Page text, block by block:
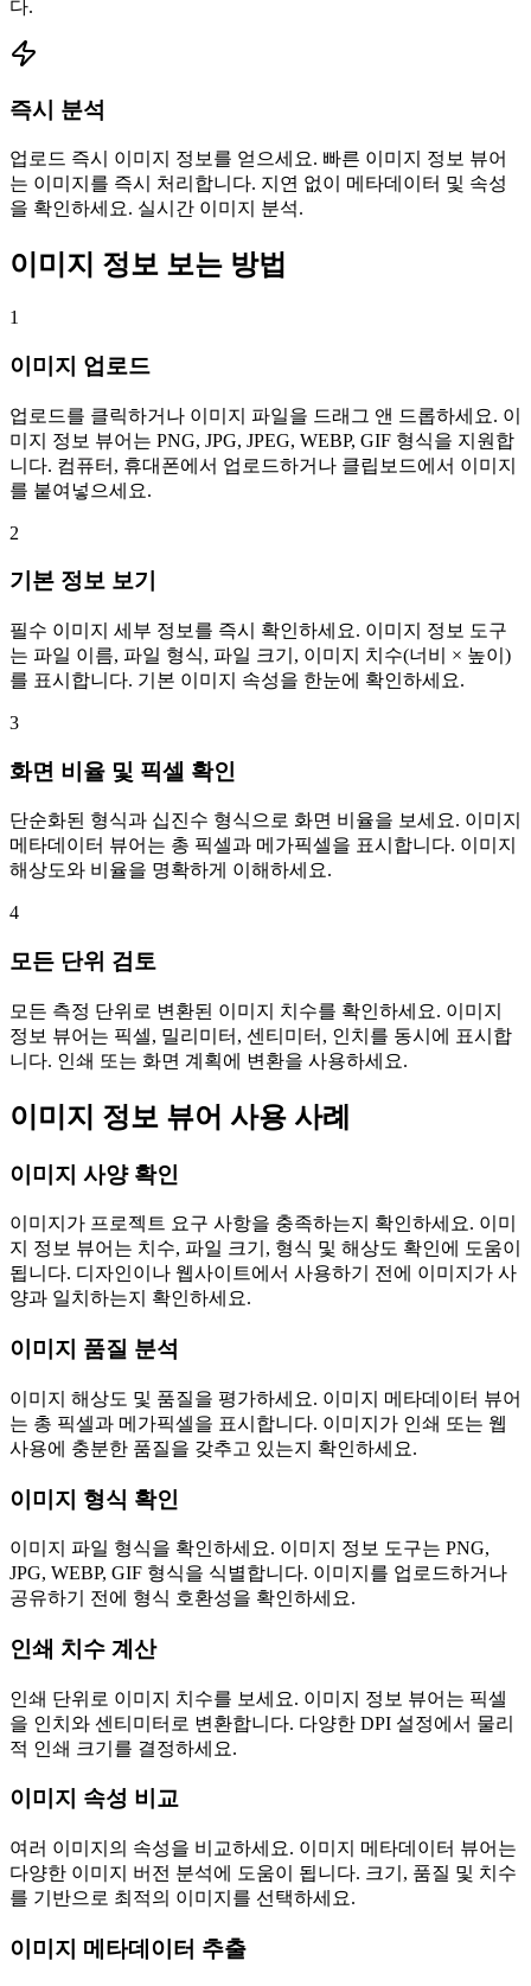
다.
즉시 분석
업로드 즉시 이미지 정보를 얻으세요. 빠른 이미지 정보 뷰어
는 이미지를 즉시 처리합니다. 지연 없이 메타데이터 및 속성
을 확인하세요. 실시간 이미지 분석.
이미지 정보 보는 방법
1
이미지 업로드
업로드를 클릭하거나 이미지 파일을 드래그 앤 드롭하세요. 이
미지 정보 뷰어는 PNG, JPG, JPEG, WEBP, GIF 형식을 지원합
니다. 컴퓨터, 휴대폰에서 업로드하거나 클립보드에서 이미지
를 붙여넣으세요.
2
기본 정보 보기
필수 이미지 세부 정보를 즉시 확인하세요. 이미지 정보 도구
는 파일 이름, 파일 형식, 파일 크기, 이미지 치수(너비 × 높이)
를 표시합니다. 기본 이미지 속성을 한눈에 확인하세요.
3
화면 비율 및 픽셀 확인
단순화된 형식과 십진수 형식으로 화면 비율을 보세요. 이미지
메타데이터 뷰어는 총 픽셀과 메가픽셀을 표시합니다. 이미지
해상도와 비율을 명확하게 이해하세요.
4
모든 단위 검토
모든 측정 단위로 변환된 이미지 치수를 확인하세요. 이미지
정보 뷰어는 픽셀, 밀리미터, 센티미터, 인치를 동시에 표시합
니다. 인쇄 또는 화면 계획에 변환을 사용하세요.
이미지 정보 뷰어 사용 사례
이미지 사양 확인
이미지가 프로젝트 요구 사항을 충족하는지 확인하세요. 이미
지 정보 뷰어는 치수, 파일 크기, 형식 및 해상도 확인에 도움이
됩니다. 디자인이나 웹사이트에서 사용하기 전에 이미지가 사
양과 일치하는지 확인하세요.
이미지 품질 분석
이미지 해상도 및 품질을 평가하세요. 이미지 메타데이터 뷰어
는 총 픽셀과 메가픽셀을 표시합니다. 이미지가 인쇄 또는 웹
사용에 충분한 품질을 갖추고 있는지 확인하세요.
이미지 형식 확인
이미지 파일 형식을 확인하세요. 이미지 정보 도구는 PNG,
JPG, WEBP, GIF 형식을 식별합니다. 이미지를 업로드하거나
공유하기 전에 형식 호환성을 확인하세요.
인쇄 치수 계산
인쇄 단위로 이미지 치수를 보세요. 이미지 정보 뷰어는 픽셀
을 인치와 센티미터로 변환합니다. 다양한 DPI 설정에서 물리
적 인쇄 크기를 결정하세요.
이미지 속성 비교
여러 이미지의 속성을 비교하세요. 이미지 메타데이터 뷰어는
다양한 이미지 버전 분석에 도움이 됩니다. 크기, 품질 및 치수
를 기반으로 최적의 이미지를 선택하세요.
이미지 메타데이터 추출